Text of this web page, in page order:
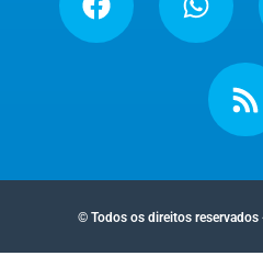
© Todos os direitos